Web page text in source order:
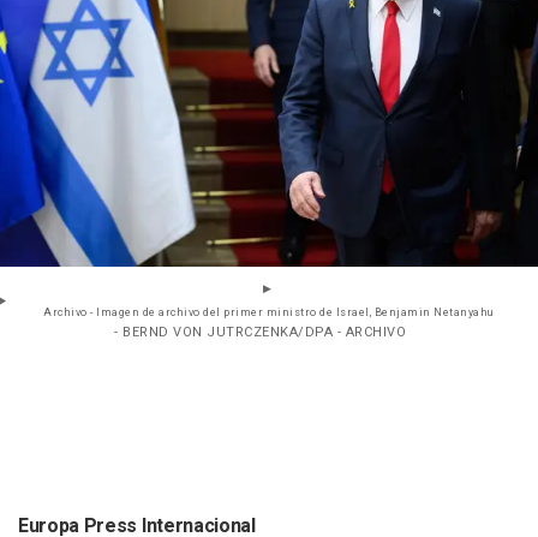
Archivo - Imagen de archivo del primer ministro de Israel, Benjamin Netanyahu
- BERND VON JUTRCZENKA/DPA - ARCHIVO
Europa Press Internacional